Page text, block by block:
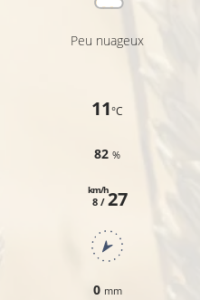
Peu nuageux
11°C
82%
8 /
km/h27
0 mm